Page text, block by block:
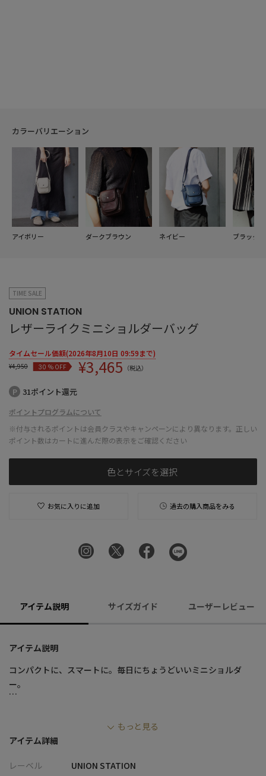
カラーバリエーション
アイボリー ダークブラウン ネイビー ブラック
TIME SALE
UNION STATION
レザーライクミニショルダーバッグ
タイムセール価額(2026年8月10日 09:59まで)
¥4,950 30 % OFF ¥3,465 （税込）
31ポイント還元
ポイントプログラムについて
※付与されるポイントは会員クラスやキャンペーンにより異なります。正しい
ポイント数はカートに進んだ際の表示をご確認ください
色とサイズを選択
お気に入りに追加 過去の購入商品をみる
アイテム説明 サイズガイド ユーザーレビュー
アイテム説明
コンパクトに、スマートに。毎日にちょうどいいミニショルダ
ー。
・フラップ付きのミニマルなデザインで、シンプルながら上品な
印象に仕上げたオリジナルバッグ
り収納できるバランス設計
もっと見る
アイテム詳細
レーベル
UNION STATION